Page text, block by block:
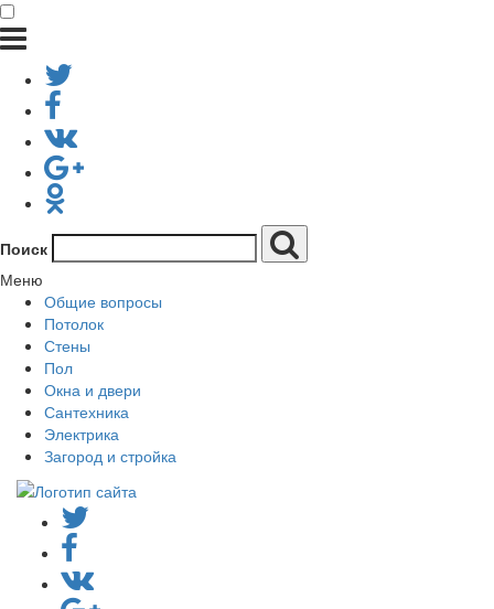
Поиск
Меню
Общие вопросы
Потолок
Стены
Пол
Окна и двери
Сантехника
Электрика
Загород и стройка